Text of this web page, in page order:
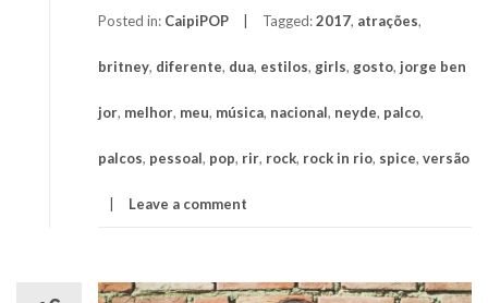
Posted in: CaipiPOP Tagged:2017, atrações,
britney, diferente, dua, estilos, girls, gosto, jorge ben
jor, melhor, meu, música, nacional, neyde, palco,
palcos, pessoal, pop, rir, rock, rock in rio, spice, versão
Leave a comment